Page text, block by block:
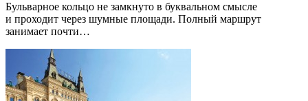
Бульварное кольцо не замкнуто в буквальном смысле
и проходит через шумные площади. Полный маршрут
занимает почти…